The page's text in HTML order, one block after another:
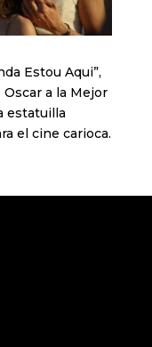
Estou Aqui”,
a la Mejor
estatuilla
el cine carioca.